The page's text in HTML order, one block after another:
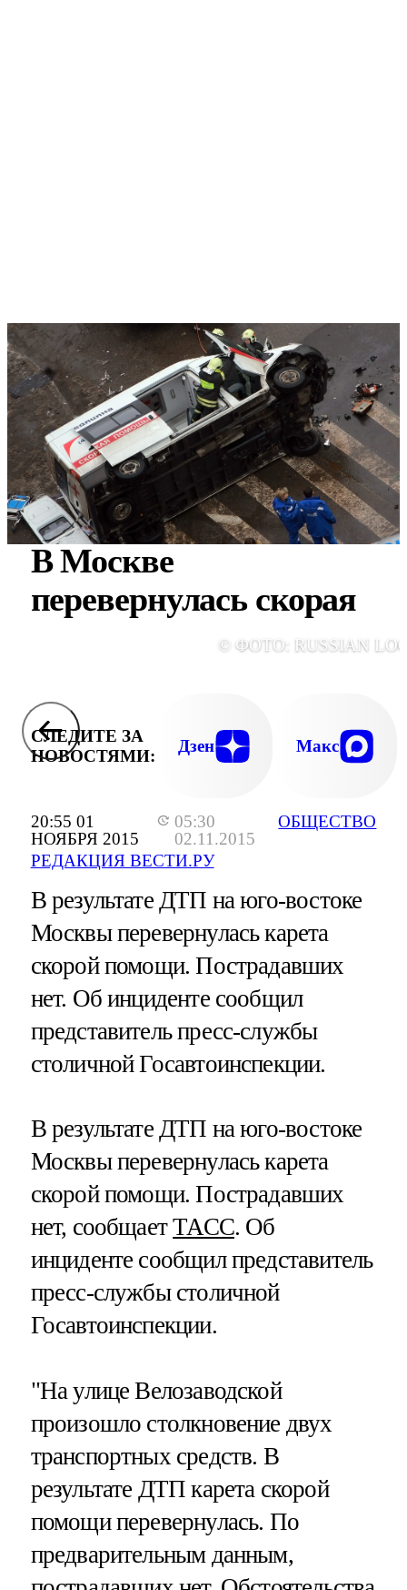
20:55 01
НОЯБРЯ 2015
05:30
02.11.2015
РЕДАКЦИЯ ВЕСТИ.РУ
ОБЩЕСТВО
В Москве
перевернулась скорая
© ФОТО: RUSSIAN
СЛЕДИТЕ ЗА
НОВОСТЯМИ:
Дзен Макс
В результате ДТП на юго-востоке
Москвы перевернулась карета
скорой помощи. Пострадавших
нет. Об инциденте сообщил
представитель пресс-службы
столичной Госавтоинспекции.
В результате ДТП на юго-востоке
Москвы перевернулась карета
скорой помощи. Пострадавших
нет, сообщаетТАСС. Об
инциденте сообщил представитель
пресс-службы столичной
Госавтоинспекции.
"На улице Велозаводской
произошло столкновение двух
транспортных средств. В
результате ДТП карета скорой
помощи перевернулась. По
предварительным данным,